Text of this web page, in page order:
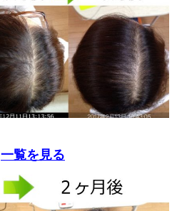
一覧を見る